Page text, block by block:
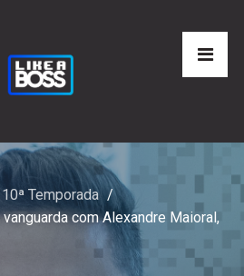
10ª Temporada
com Alexandre Maioral,